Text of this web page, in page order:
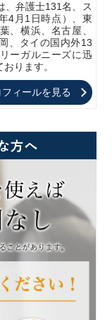
、弁護士131名、ス
4月1日時点）、東
、横浜、名古屋、
、タイの国内外13
ーガルニーズに迅
ります。
フィールを見る